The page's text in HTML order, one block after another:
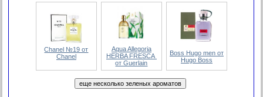
Chanel №19 от
Chanel
Aqua Allegoria
HERBA FRESCA
от Guerlain
Boss Hugo men от
Hugo Boss